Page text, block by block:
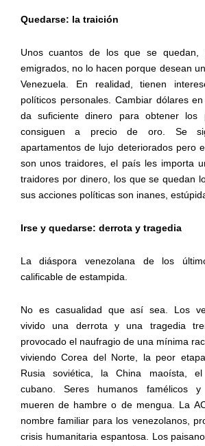
Quedarse: la traición
Unos cuantos de los que se quedan,
emigrados, no lo hacen porque desean
Venezuela. En realidad, tienen
políticos personales. Cambiar dólares
da suficiente dinero para obtener los
consiguen a precio de oro. Se
apartamentos de lujo deteriorados pero
son unos traidores, el país les importa
traidores por dinero, los que se quedan
sus acciones políticas son inanes,
Irse y quedarse: derrota y tragedia
La diáspora venezolana de los
calificable de estampida.
No es casualidad que así sea. Los
vivido una derrota y una tragedia
provocado el naufragio de una mínima
viviendo Corea del Norte, la peor
Rusia soviética, la China maoísta,
cubano. Seres humanos famélicos y
mueren de hambre o de mengua. La
nombre familiar para los venezolanos,
crisis humanitaria espantosa. Los